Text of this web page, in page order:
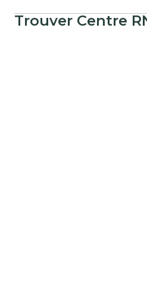
Trouver Centre